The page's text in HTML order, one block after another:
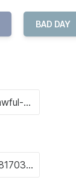
BAD DAY